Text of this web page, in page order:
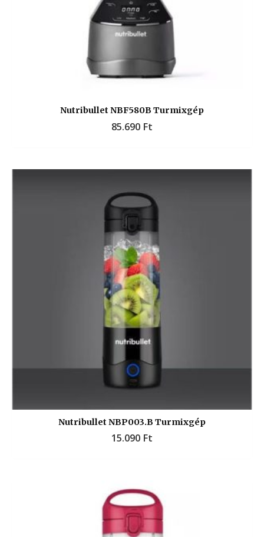
Nutribullet NBF580B Turmixgép
85.690 Ft
Nutribullet NBP003.B Turmixgép
15.090 Ft